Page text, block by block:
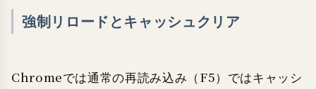
強制リロードとキャッシュクリア
Chromeでは通常の再読み込み（F5）ではキャッシ